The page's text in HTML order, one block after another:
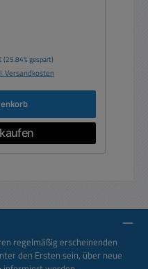
Preis:
(25.84% gespart)
Versandkosten
regelmäßig erscheinenden
den Ersten sein, über neue